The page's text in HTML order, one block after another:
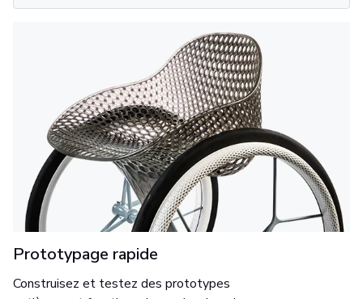
Prototypage rapide
Construisez et testez des prototypes